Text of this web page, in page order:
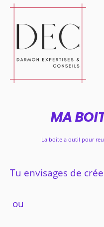
MA
La boite a outil pour
Tu envisages de
ou